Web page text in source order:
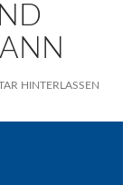
HINTERLASSEN